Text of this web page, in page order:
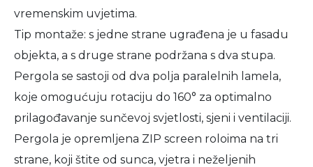
vremenskim uvjetima.
Tip montaže: s jedne strane ugrađena je u fasadu
objekta, a s druge strane podržana s dva stupa.
Pergola se sastoji od dva polja paralelnih lamela,
koje omogućuju rotaciju do 160° za optimalno
prilagođavanje sunčevoj svjetlosti, sjeni i ventilaciji.
Pergola je opremljena ZIP screen roloima na tri
strane, koji štite od sunca, vjetra i neželjenih